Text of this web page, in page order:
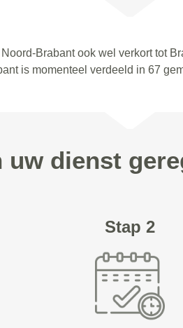
Brabant ook wel verkort tot
is momenteel verdeeld in 67
uw dienst
Stap 2